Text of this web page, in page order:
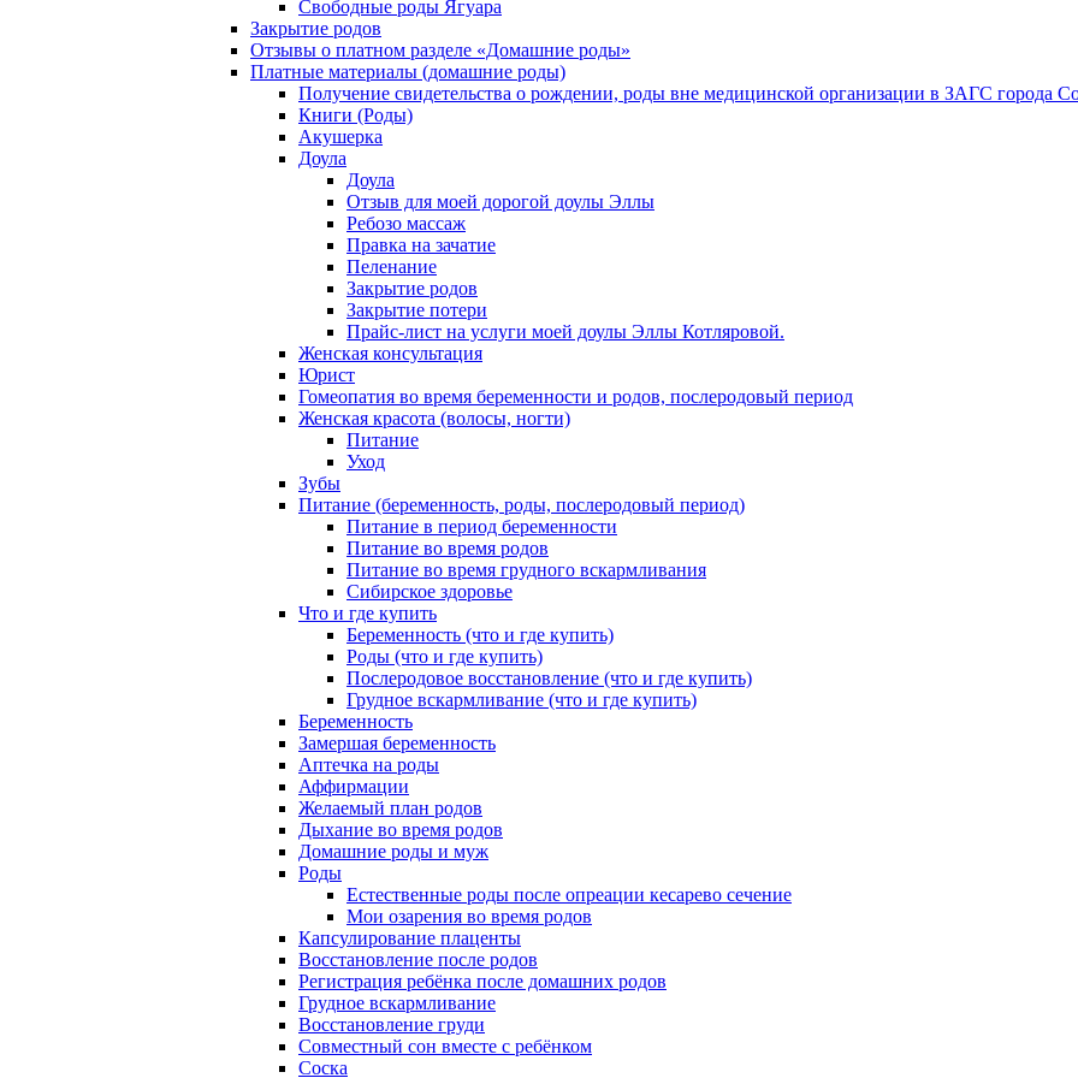
Свободные роды Ягуара
Закрытие родов
Отзывы о платном разделе «Домашние роды»
Платные материалы (домашние роды)
Получение свидетельства о рождении, роды вне медицинской организации в ЗАГС города
Книги (Роды)
Акушерка
Доула
Доула
Отзыв для моей дорогой доулы Эллы
Ребозо массаж
Правка на зачатие
Пеленание
Закрытие родов
Закрытие потери
Прайс-лист на услуги моей доулы Эллы Котляровой.
Женская консультация
Юрист
Гомеопатия во время беременности и родов, послеродовый период
Женская красота (волосы, ногти)
Питание
Уход
Зубы
Питание (беременность, роды, послеродовый период)
Питание в период беременности
Питание во время родов
Питание во время грудного вскармливания
Сибирское здоровье
Что и где купить
Беременность (что и где купить)
Роды (что и где купить)
Послеродовое восстановление (что и где купить)
Грудное вскармливание (что и где купить)
Беременность
Замершая беременность
Аптечка на роды
Аффирмации
Желаемый план родов
Дыхание во время родов
Домашние роды и муж
Роды
Естественные роды после опреации кесарево сечение
Мои озарения во время родов
Капсулирование плаценты
Восстановление после родов
Регистрация ребёнка после домашних родов
Грудное вскармливание
Восстановление груди
Совместный сон вместе с ребёнком
Соска